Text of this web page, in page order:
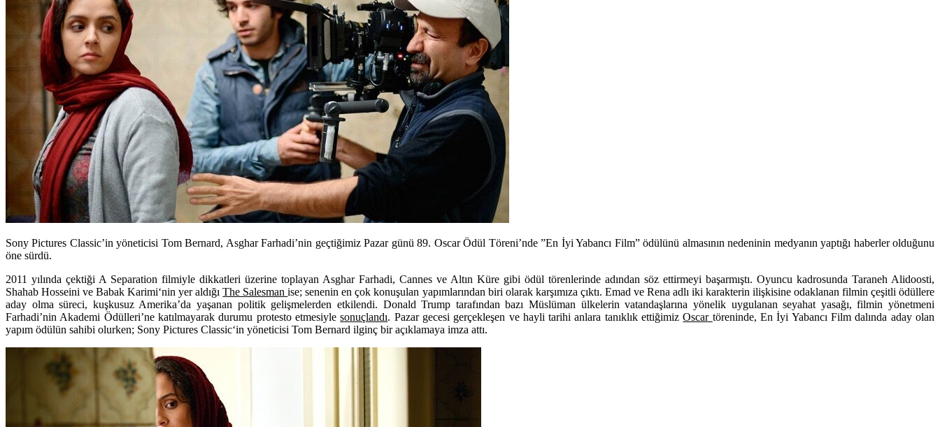
Sony Pictures Classic’in yöneticisi Tom Bernard, Asghar Farhadi’nin geçtiğimiz Pazar günü 89. Oscar Ödül Töreni’nde ”En İyi Yabancı Film” ödülünü almasının nedeninin medyanın yaptığı haberler olduğunu
öne sürdü.
2011 yılında çektiği A Separation filmiyle dikkatleri üzerine toplayan Asghar Farhadi, Cannes ve Altın Küre gibi ödül törenlerinde adından söz ettirmeyi başarmıştı. Oyuncu kadrosunda Taraneh Alidoosti,
Shahab Hosseini veBabak Karimi‘nin yer aldığıThe Salesmanise; senenin en çok konuşulan yapımlarından biri olarak karşımıza çıktı. Emad ve Rena adlı iki karakterin ilişkisine odaklanan filmin çeşitli ödüllere
aday olma süreci, kuşkusuz Amerika’da yaşanan politik gelişmelerden etkilendi. Donald Trump tarafından bazı Müslüman ülkelerin vatandaşlarına yönelik uygulanan seyahat yasağı, filmin yönetmeni
Farhadi’nin Akademi Ödülleri’ne katılmayarak durumu protesto etmesiylesonuçlandı. Pazar gecesi gerçekleşen ve hayli tarihi anlara tanıklık ettiğimizOscar töreninde, En İyi Yabancı Film dalında aday olan
yapım ödülün sahibi olurken; Sony Pictures Classic‘in yöneticisi Tom Bernard ilginç bir açıklamaya imza attı.